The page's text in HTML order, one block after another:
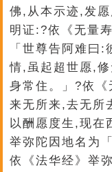
佛,从本示迹,发
明证:?依《无量
「世尊告阿难曰
情,虽起超世愿,
身常住。」?依
来无所来,去无所
以酬愿度生,现在
举弥陀因地名为
依《法华经》举